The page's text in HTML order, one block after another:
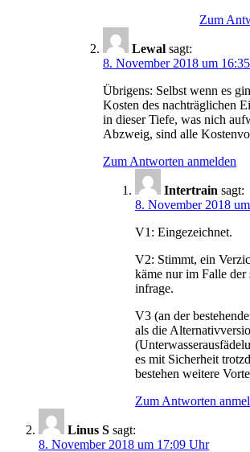
Zum
Lewal sagt:
8. November 2018 um
Übrigens: Selbst wenn es
Kosten des nachträglichen
in dieser Tiefe, was nich
Abzweig, sind alle
Zum Antworten anmelden
Intertrain sagt:
8. November 2018
V1: Eingezeichnet.
V2: Stimmt, ein
käme nur im Falle der
infrage.
V3 (an der
als die
es mit Sicherheit
bestehen weitere
Zum Antworten
Linus S sagt:
8. November 2018 um 17:09 Uhr